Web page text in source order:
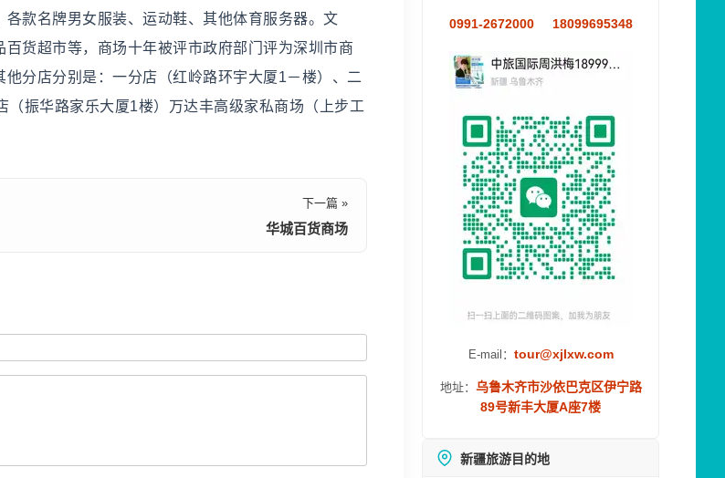
款名牌男女服装、运动鞋、其他体育服务器。文
货超市等，商场十年被评市政府部门评为深圳市商
分店分别是：一分店（红岭路环宇大厦1－楼）、二
振华路家乐大厦1楼）万达丰高级家私商场（上步工
下一篇 »
华城百货商场
0991-2672000 18099695348
E-mail： tour@xjlxw.com
地址： 乌鲁木齐市沙依巴克区伊宁路
89号新丰大厦A座7楼
新疆旅游目的地